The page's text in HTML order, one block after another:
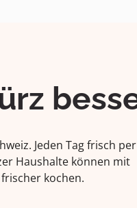
Jeden Tag frisch per
Haushalte können mit
kochen.